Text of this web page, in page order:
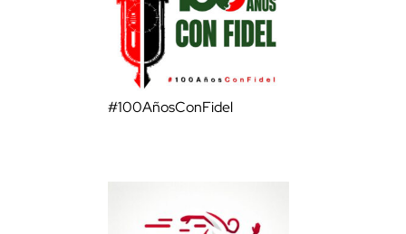
#100AñosConFidel